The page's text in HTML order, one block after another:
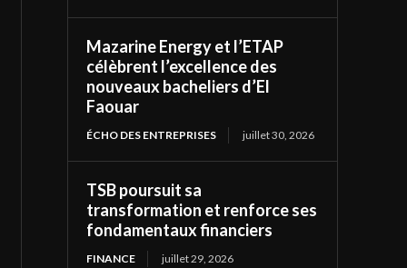
Mazarine Energy et l’ETAP
célèbrent l’excellence des
nouveaux bacheliers d’El
Faouar
ÉCHO DES ENTREPRISES juillet 30, 2026
TSB poursuit sa
transformation et renforce ses
fondamentaux financiers
FINANCE juillet 29, 2026